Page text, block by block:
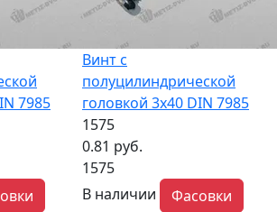
7985
Винт с
полуцилиндрической
головкой 3x40 DIN 7985
1575
0.81 руб.
1575
В наличии
Фасовки